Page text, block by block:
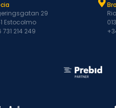
29
Estocolmo
731 214 249